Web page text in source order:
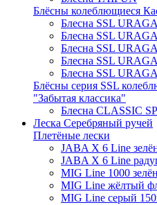
Блёсны колеблющиеся
Блесна SSL
Блесна SSL
Блесна SSL
Блесна SSL
Блесна SSL
Блёсны серия SSL
"Забытая классика"
Блесна CLASSIC
Леска Серебряный ручей
Плетёные лески
JABA X 6 Line
JABA X 6 Line
MIG Line 1000
MIG Line жёлтый
MIG Line серый